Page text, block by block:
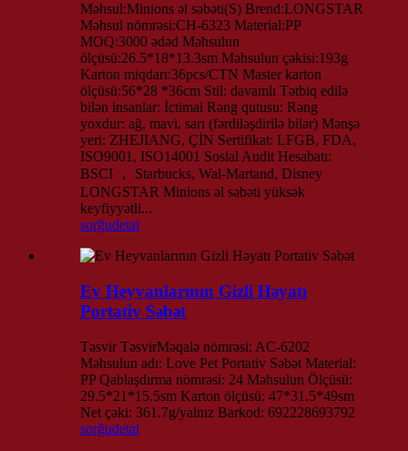
Məhsul:Minions əl səbəti(S) Brend:LONGSTAR
Məhsul nömrəsi:CH-6323 Material:PP
MOQ:3000 ədəd Məhsulun
ölçüsü:26.5*18*13.3sm Məhsulun çəkisi:193g
Karton miqdarı:36pcs/CTN Master karton
ölçüsü:56*28 *36cm Stil: davamlı Tətbiq edilə
bilən insanlar: İctimai Rəng qutusu: Rəng
yoxdur: ağ, mavi, sarı (fərdiləşdirilə bilər) Mənşə
yeri: ZHEJIANG, ÇİN Sertifikat: LFGB, FDA,
ISO9001, ISO14001 Sosial Audit Hesabatı:
BSCI ， Starbucks, Wal-Martand, Disney
LONGSTAR Minions əl səbəti yüksək
keyfiyyətli...
sorğudetal
Ev Heyvanlarının Gizli Həyatı
Portativ Səbət
Təsvir TəsvirMəqalə nömrəsi: AC-6202
Məhsulun adı: Love Pet Portativ Səbət Material:
PP Qablaşdırma nömrəsi: 24 Məhsulun Ölçüsü:
29.5*21*15.5sm Karton ölçüsü: 47*31.5*49sm
Net çəki: 361.7g/yalnız Barkod: 692228693792
sorğudetal